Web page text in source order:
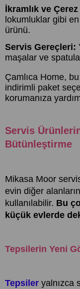
İkramlık ve
lokumluklar gibi
ürünü.
Servis Gereçleri:
maşalar ve
Çamlıca Home,
indirimli paket
korumanıza
Servis
Bütünleştirme
Mikasa Moor
evin diğer
kullanılabilir. Bu
küçük evlerde
Tepsilerin Yeni
Tepsiler yalnızca